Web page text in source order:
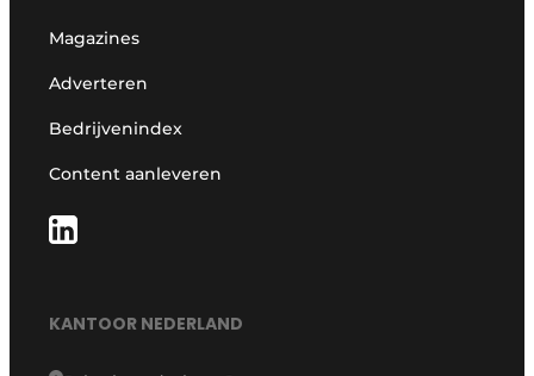
Magazines
Adverteren
Bedrijvenindex
Content aanleveren
KANTOOR NEDERLAND